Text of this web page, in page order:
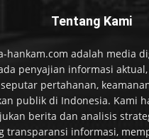
Tentang Kami
hankam.com adalah media
penyajian informasi
pertahanan,
publik di Indonesia. Kami
berita dan analisis
transparansi informasi,